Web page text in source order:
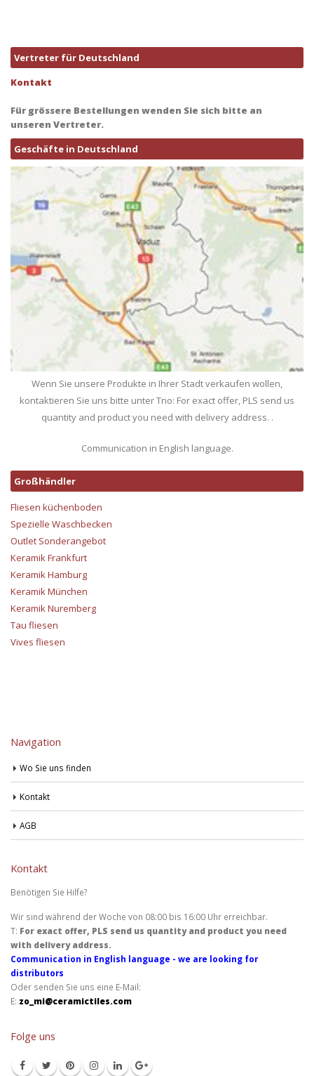
Vertreter für Deutschland
Kontakt
Für grössere Bestellungen wenden Sie sich bitte an
unseren Vertreter.
Geschäfte in Deutschland
Wenn Sie unsere Produkte in Ihrer Stadt verkaufen wollen,
kontaktieren Sie uns bitte unter Tno: For exact offer, PLS send us
quantity and product you need with delivery address. .
Communication in English language.
Großhändler
Fliesen küchenboden
Spezielle Waschbecken
Outlet Sonderangebot
Keramik Frankfurt
Keramik Hamburg
Keramik München
Keramik Nuremberg
Tau fliesen
Vives fliesen
Navigation
Wo Sie uns finden
Kontakt
AGB
Kontakt
Benötigen Sie Hilfe?
Wir sind während der Woche von 08:00 bis 16:00 Uhr erreichbar.
T: For exact offer, PLS send us quantity and product you need
with delivery address.
Communication in English language - we are looking for
distributors
Oder senden Sie uns eine E-Mail:
E: zo_mi@ceramictiles.com
Folge uns